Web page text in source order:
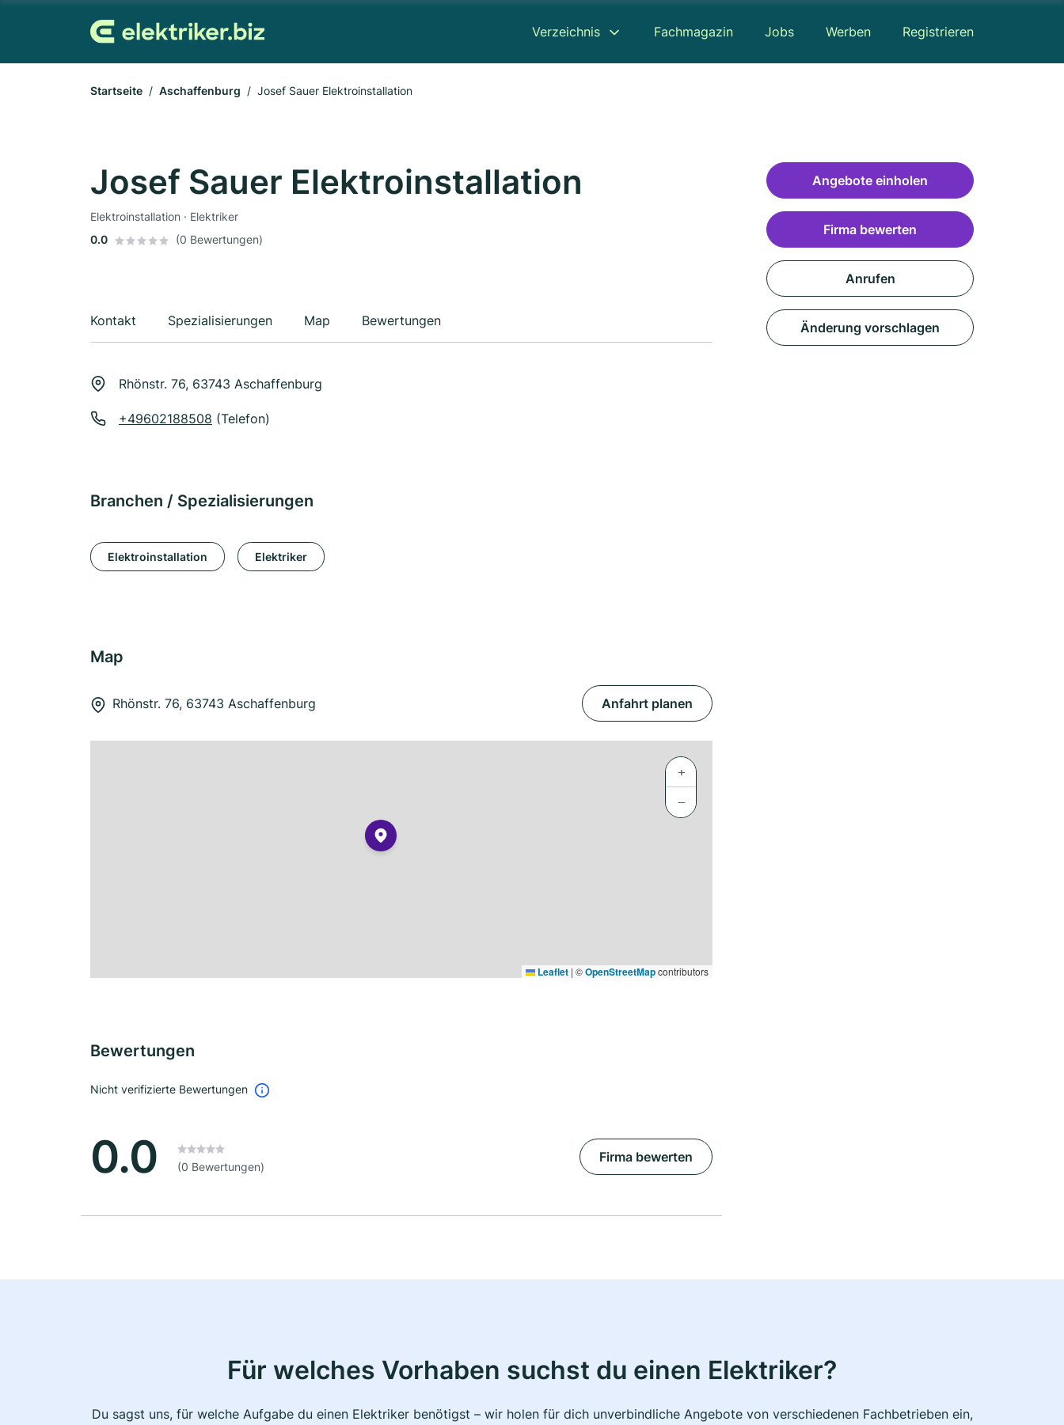
Verzeichnis Fachmagazin Jobs Werben Registrieren
Startseite Aschaffenburg Josef Sauer Elektroinstallation
Josef Sauer Elektroinstallation
Elektroinstallation · Elektriker
0.0
(0 Bewertungen)
Kontakt Spezialisierungen Map Bewertungen
Rhönstr. 76, 63743 Aschaffenburg
+49602188508 (Telefon)
Branchen / Spezialisierungen
Elektroinstallation Elektriker
Map
Rhönstr. 76, 63743 Aschaffenburg Anfahrt planen
+
−
Leaflet | ©OpenStreetMapcontributors
Bewertungen
Nicht verifizierte Bewertungen
0.0 (0 Bewertungen)
Firma bewerten
Angebote einholen
Firma bewerten
Anrufen
Änderung vorschlagen
Für welches Vorhaben suchst du einen Elektriker?
Du sagst uns, für welche Aufgabe du einen Elektriker benötigst – wir holen für dich unverbindliche Angebote von verschiedenen Fachbetrieben ein,